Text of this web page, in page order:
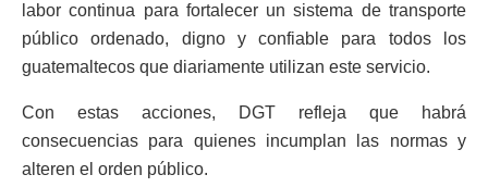
labor continua para fortalecer un sistema de transporte
público ordenado, digno y confiable para todos los
guatemaltecos que diariamente utilizan este servicio.
Con estas acciones, DGT refleja que habrá
consecuencias para quienes incumplan las normas y
alteren el orden público.